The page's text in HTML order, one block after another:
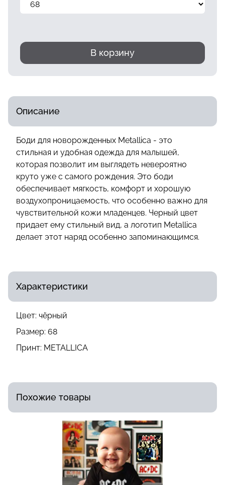
В корзину
Описание
Боди для новорожденных Metallica - это
стильная и удобная одежда для малышей,
которая позволит им выглядеть невероятно
круто уже с самого рождения. Это боди
обеспечивает мягкость, комфорт и хорошую
воздухопроницаемость, что особенно важно для
чувствительной кожи младенцев. Черный цвет
придает ему стильный вид, а логотип Metallica
делает этот наряд особенно запоминающимся.
Характеристики
Цвет: чёрный
Размер: 68
Принт: METALLICA
Похожие товары